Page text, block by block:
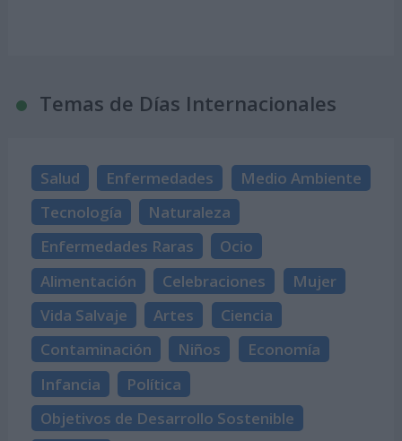
Temas de Días Internacionales
Salud Enfermedades
Medio Ambiente
Tecnología
Naturaleza
Enfermedades Raras
Ocio
Alimentación
Celebraciones
Mujer
Vida Salvaje
Artes
Ciencia
Contaminación
Niños
Economía
Infancia
Política
Objetivos de Desarrollo Sostenible